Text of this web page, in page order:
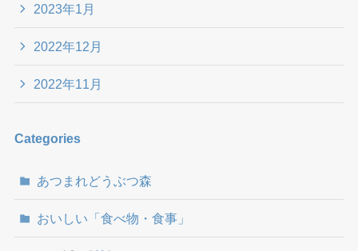
2023年1月
2022年12月
2022年11月
Categories
あつまれどうぶつ森
おいしい「食べ物・食事」